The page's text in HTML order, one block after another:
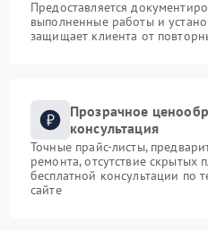
Предоставляется
выполненные работы и
защищает клиента от
Прозрачное
консультация
Точные прайс-листы,
ремонта, отсутствие скрытых
бесплатной консультации по
сайте